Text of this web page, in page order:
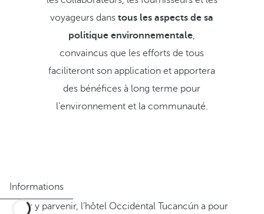
voyageurs danstous les aspects de sa
politique environnementale,
convaincus que les efforts de tous
faciliteront son application et apportera
des bénéfices à long terme pour
l’environnement et la communauté.
Informations
Pour y parvenir, l’hôtel Occidental Tucancún a pour